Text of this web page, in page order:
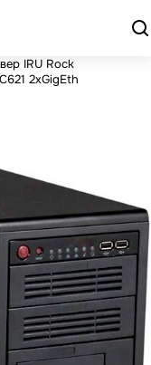
IRU Rock
2xGigEth